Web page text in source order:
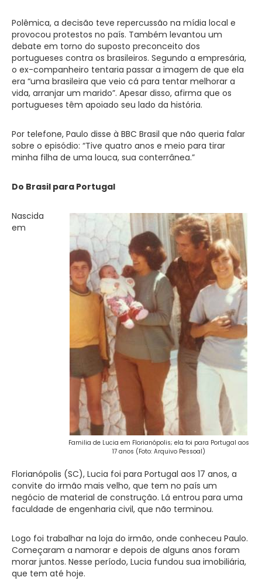
Polêmica, a decisão teve repercussão na mídia local e
provocou protestos no país. Também levantou um
debate em torno do suposto preconceito dos
portugueses contra os brasileiros. Segundo a empresária,
o ex-companheiro tentaria passar a imagem de que ela
era “uma brasileira que veio cá para tentar melhorar a
vida, arranjar um marido”. Apesar disso, afirma que os
portugueses têm apoiado seu lado da história.
Por telefone, Paulo disse à BBC Brasil que não queria falar
sobre o episódio: “Tive quatro anos e meio para tirar
minha filha de uma louca, sua conterrânea.”
Do Brasil para Portugal
Familia de Lucia em Florianópolis; ela foi para Portugal aos
17 anos (Foto: Arquivo Pessoal)
Nascida
em
Florianópolis (SC), Lucia foi para Portugal aos 17 anos, a
convite do irmão mais velho, que tem no país um
negócio de material de construção. Lá entrou para uma
faculdade de engenharia civil, que não terminou.
Logo foi trabalhar na loja do irmão, onde conheceu Paulo.
Começaram a namorar e depois de alguns anos foram
morar juntos. Nesse período, Lucia fundou sua imobiliária,
que tem até hoje.